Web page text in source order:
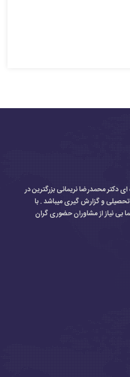
دکتر محمدرضا نریمانی بزرگترین در
و گزارش گیری میباشد . با
بی نیاز از مشاوران حضوری گران